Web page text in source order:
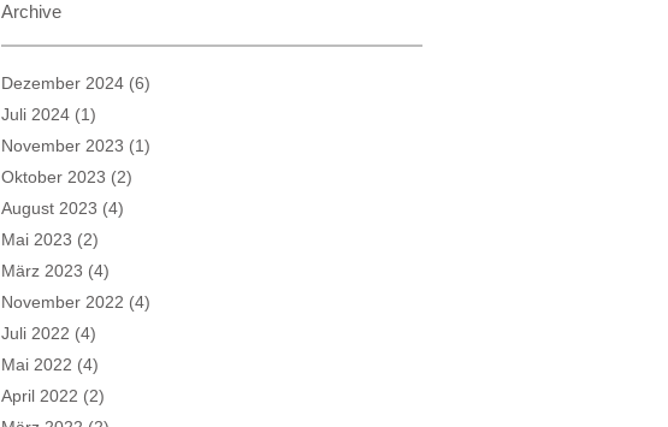
Archive
Dezember 2024(6)
Juli 2024(1)
November 2023 (1)
Oktober 2023 (2)
August 2023 (4)
Mai 2023 (2)
März 2023 (4)
November 2022 (4)
Juli 2022 (4)
Mai 2022 (4)
April 2022 (2)